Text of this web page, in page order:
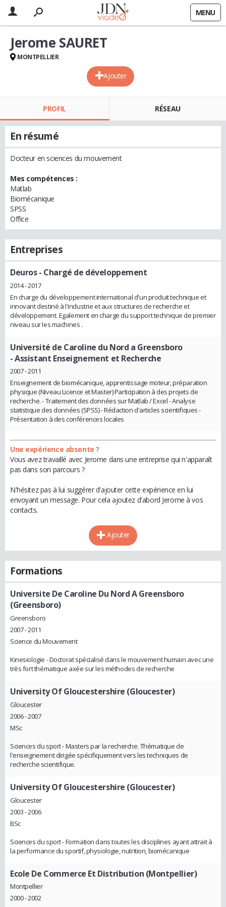
MENU
Ajouter
Jerome SAURET
MONTPELLIER
PROFIL RÉSEAU
En résumé
Docteur en sciences du mouvement
Mes compétences :
Matlab
Biomécanique
SPSS
Office
Entreprises
Deuros- Chargé de développement
2014 - 2017
En charge du développement international d'un produit technique et
innovant destiné à l'industrie et aux structures de recherche et
développement. Egalement en charge du support technique de premier
niveau sur les machines .
Université de Caroline du Nord a Greensboro
- Assistant Enseignement et Recherche
2007 - 2011
Enseignement de biomécanique, apprentissage moteur, préparation
physique (Niveau Licence et Master) Participation à des projets de
recherche. - Traitement des données sur Matlab / Excel - Analyse
statistique des données (SPSS) - Rédaction d'articles scientifiques -
Présentation à des conférences locales
Une expérience absente ?
Vous avez travaillé avec Jerome dans une entreprise qui n'apparaît
pas dans son parcours ?
N'hésitez pas à lui suggérer d'ajouter cette expérience en lui
envoyant un message. Pour cela ajoutez d'abord Jerome à vos
contacts.
Ajouter
Formations
Universite De Caroline Du Nord A Greensboro
(Greensboro)
Greensboro
2007 - 2011
Science du Mouvement
Kinesiologie - Doctorat spécialisé dans le mouvement humain avec une
très fort thématique axée sur les méthodes de recherche
University Of Gloucestershire (Gloucester)
Gloucester
2006 - 2007
MSc
Sciences du sport - Masters par la recherche. Thématique de
l'enseignement dirigée spécifiquement vers les techniques de
recherche scientifique.
University Of Gloucestershire (Gloucester)
Gloucester
2003 - 2006
BSc
Sciences du sport - Formation dans toutes les disciplines ayant attrait à
la performance du sportif, physiologie, nutrition, biomécanique
Ecole De Commerce Et Distribution (Montpellier)
Montpellier
2000 - 2002